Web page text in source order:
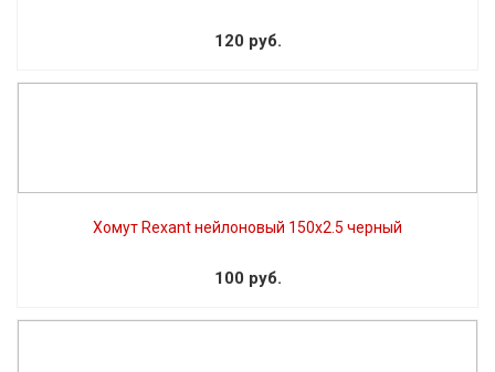
120 руб.
Хомут Rexant нейлоновый 150х2.5 черный
100 руб.